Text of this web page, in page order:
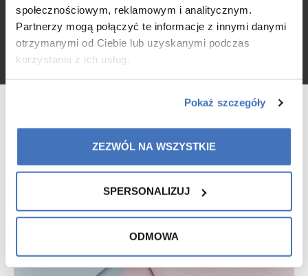
społecznościowym, reklamowym i analitycznym.
Partnerzy mogą połączyć te informacje z innymi danymi
otrzymanymi od Ciebie lub uzyskanymi podczas
korzystania z ich usług.
Pokaż szczegóły
ZEZWÓL NA WSZYSTKIE
SPERSONALIZUJ
ODMOWA